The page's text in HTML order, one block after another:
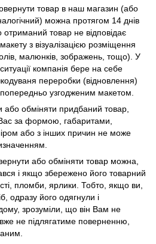
товар в наш магазин (або
можна протягом 14 днів
товар не відповідає
з візуалізацією розміщення
малюнків, зображень, тощо). У
компанія бере на себе
переробки (відновлення)
узгодженим макетом.
обміняти придбаний товар,
за формою, габаритами,
або з інших причин не може
або обміняти товар можна,
і якщо збережено його товарний
пломби, ярлики. Тобто, якщо ви,
одразу його одягнули і
зрозуміли, що він Вам не
не підлягатиме поверненню,